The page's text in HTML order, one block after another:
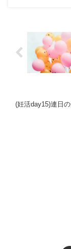
(妊活day15)連日